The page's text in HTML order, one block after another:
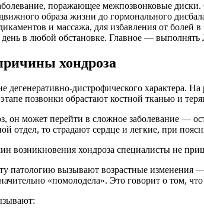
поражающее межпозвонковые
образа жизни до гормонального
и массажа, для избавления от
день в любой обстановке. Главное —
хондроза
дегенеративно-дистрофического характера.
позвонки обрастают костной тканью и
он может перейти в сложное заболевание —
отдел, то страдают сердце и легкие, при
возникновения хондроза специалисты не
патологию вызывают возрастные
«помолодела». Это говорит о том,